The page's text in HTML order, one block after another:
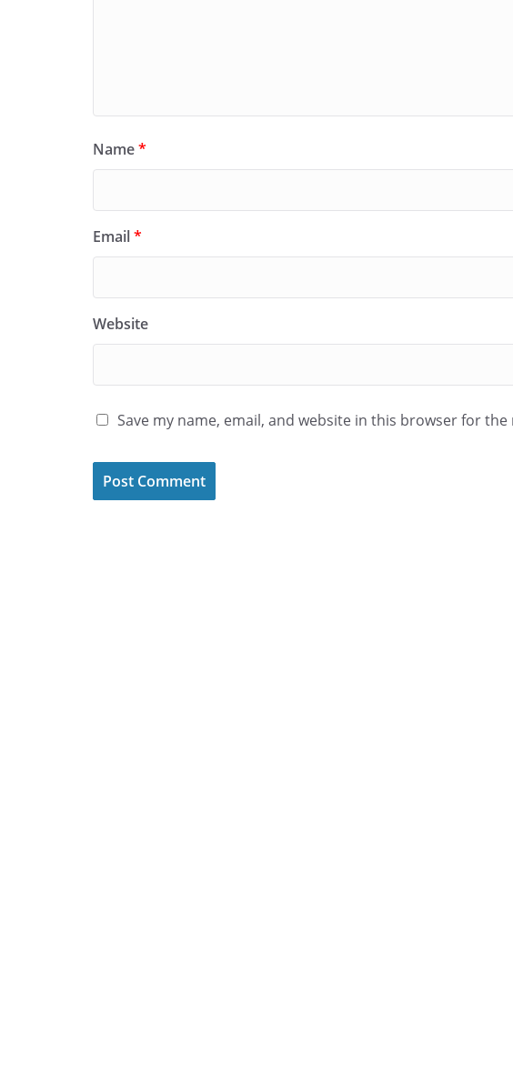
Name*
Email*
Website
Save my name, email, and website in this browser for